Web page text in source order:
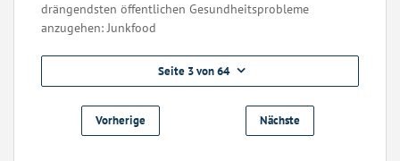
drängendsten öffentlichen Gesundheitsprobleme
anzugehen: Junkfood
Seite 3 von 64
Vorherige Nächste